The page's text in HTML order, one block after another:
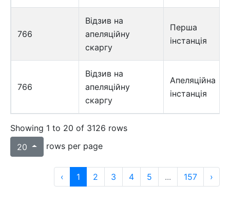
766
Відзив на
апеляційну
скаргу
Перша
інстанція
766
Відзив на
апеляційну
скаргу
Апеляційна
інстанція
Showing 1 to 20 of 3126 rows
20
rows per page
‹ 1 2 3 4 5 ... 157 ›